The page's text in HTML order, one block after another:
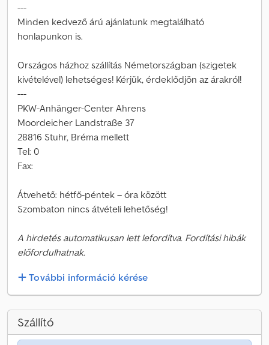
---
Minden kedvező árú ajánlatunk megtalálható
honlapunkon is.
Országos házhoz szállítás Németországban (szigetek
kivételével) lehetséges! Kérjük, érdeklődjön az árakról!
---
PKW-Anhänger-Center Ahrens
Moordeicher Landstraße 37
28816 Stuhr, Bréma mellett
Tel: 0
Fax:
Átvehető: hétfő-péntek – óra között
Szombaton nincs átvételi lehetőség!
A hirdetés automatikusan lett lefordítva. Fordítási hibák
előfordulhatnak.
További információ kérése
Szállító